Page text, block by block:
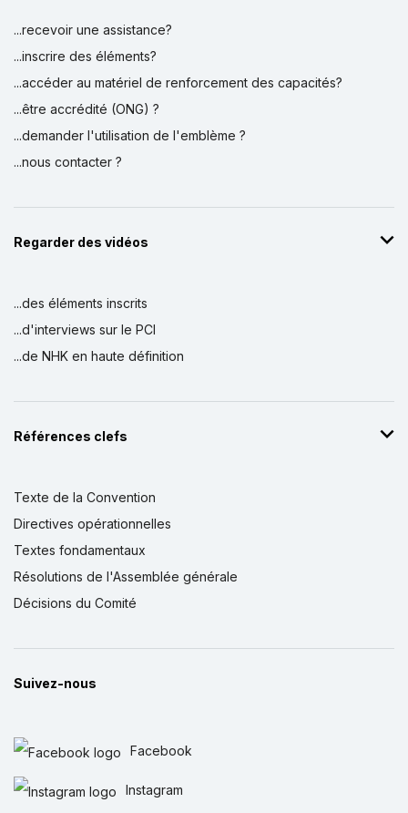
...recevoir une assistance?
...inscrire des éléments?
...accéder au matériel de renforcement des capacités?
...être accrédité (ONG) ?
...demander l'utilisation de l'emblème ?
...nous contacter ?
Regarder des vidéos
...des éléments inscrits
...d'interviews sur le PCI
...de NHK en haute définition
Références clefs
Texte de la Convention
Directives opérationnelles
Textes fondamentaux
Résolutions de l'Assemblée générale
Décisions du Comité
Suivez-nous
Facebook
Instagram